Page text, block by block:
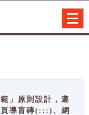
」原則設計，遵
導盲磚(:::)、網